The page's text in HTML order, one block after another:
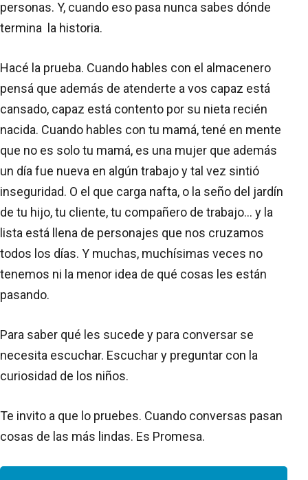
personas. Y, cuando eso pasa nunca sabes dónde
termina la historia.
Hacé la prueba. Cuando hables con el almacenero
pensá que además de atenderte a vos capaz está
cansado, capaz está contento por su nieta recién
nacida. Cuando hables con tu mamá, tené en mente
que no es solo tu mamá, es una mujer que además
un día fue nueva en algún trabajo y tal vez sintió
inseguridad. O el que carga nafta, o la seño del jardín
de tu hijo, tu cliente, tu compañero de trabajo... y la
lista está llena de personajes que nos cruzamos
todos los días. Y muchas, muchísimas veces no
tenemos ni la menor idea de qué cosas les están
pasando.
Para saber qué les sucede y para conversar se
necesita escuchar. Escuchar y preguntar con la
curiosidad de los niños.
Te invito a que lo pruebes. Cuando conversas pasan
cosas de las más lindas. Es Promesa.